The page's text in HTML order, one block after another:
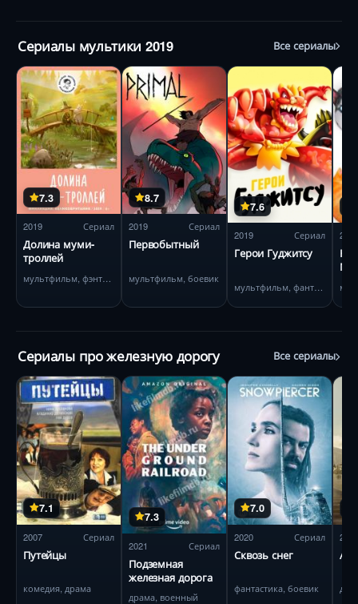
Сериалы мультики 2019 Все сериалы
7.3
2019 Сериал
Долина муми-
троллей
8.7
2019 Сериал
Первобытный
мультфильм, боевик
7.6
2019 Сериал
Герои Гуджитсу
2019
Сериалы про железную дорогу Все сериалы
7.1
2007 Сериал
Путейцы
комедия, драма
7.3
2021 Сериал
Подземная
железная дорога
драма, военный
7.0
2020 Сериал
Сквозь снег
фантастика, боевик
2011
Ад